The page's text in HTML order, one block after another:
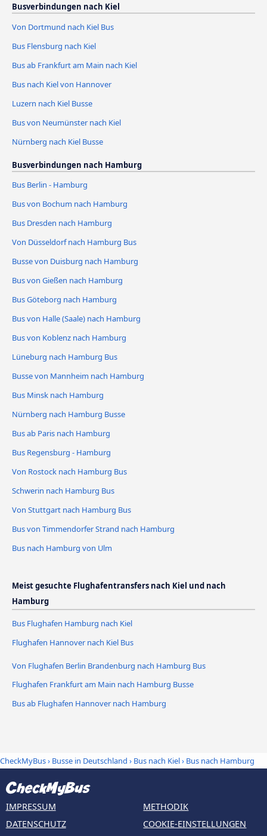
Busverbindungen nach Kiel
Von Dortmund nach Kiel Bus
Bus Flensburg nach Kiel
Bus ab Frankfurt am Main nach Kiel
Bus nach Kiel von Hannover
Luzern nach Kiel Busse
Bus von Neumünster nach Kiel
Nürnberg nach Kiel Busse
Busverbindungen nach Hamburg
Bus Berlin - Hamburg
Bus von Bochum nach Hamburg
Bus Dresden nach Hamburg
Von Düsseldorf nach Hamburg Bus
Busse von Duisburg nach Hamburg
Bus von Gießen nach Hamburg
Bus Göteborg nach Hamburg
Bus von Halle (Saale) nach Hamburg
Bus von Koblenz nach Hamburg
Lüneburg nach Hamburg Bus
Busse von Mannheim nach Hamburg
Bus Minsk nach Hamburg
Nürnberg nach Hamburg Busse
Bus ab Paris nach Hamburg
Bus Regensburg - Hamburg
Von Rostock nach Hamburg Bus
Schwerin nach Hamburg Bus
Von Stuttgart nach Hamburg Bus
Bus von Timmendorfer Strand nach Hamburg
Bus nach Hamburg von Ulm
Meist gesuchte Flughafentransfers nach Kiel und nach
Hamburg
Bus Flughafen Hamburg nach Kiel
Flughafen Hannover nach Kiel Bus
Von Flughafen Berlin Brandenburg nach Hamburg Bus
Flughafen Frankfurt am Main nach Hamburg Busse
Bus ab Flughafen Hannover nach Hamburg
CheckMyBus› Busse in Deutschland › Bus nach Kiel› Bus nach Hamburg
IMPRESSUM
DATENSCHUTZ
METHODIK
COOKIE-EINSTELLUNGEN